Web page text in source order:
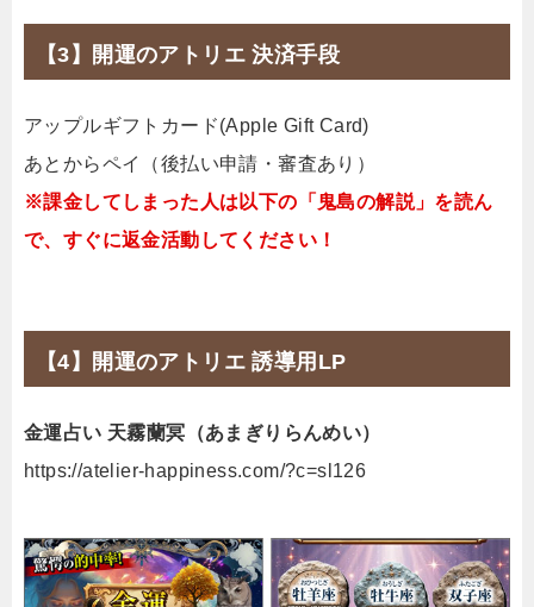
【3】開運のアトリエ 決済手段
アップルギフトカード(Apple Gift Card)
あとからペイ（後払い申請・審査あり）
※課金してしまった人は以下の「鬼島の解説」を読ん
で、すぐに返金活動してください！
【4】開運のアトリエ 誘導用LP
金運占い 天霧蘭冥（あまぎりらんめい）
https://atelier-happiness.com/?c=sl126